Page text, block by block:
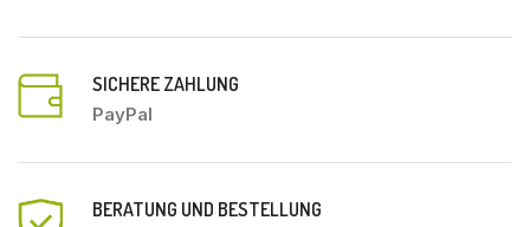
SICHERE ZAHLUNG
PayPal
BERATUNG UND BESTELLUNG